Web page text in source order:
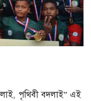
পৃথিবী বদলাই” এই